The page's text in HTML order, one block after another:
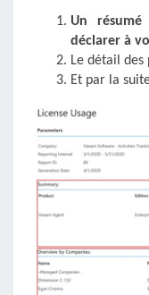
Un
déclarer à
Le détail
Et par la